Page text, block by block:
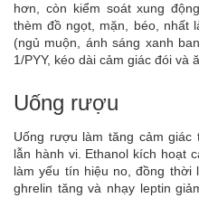
hơn, còn kiểm soát xung
thèm đồ ngọt, mặn, béo, nhất
(ngủ muộn, ánh sáng xanh
1/PYY, kéo dài cảm giác đói và
Uống rượu
Uống rượu làm tăng cảm
lẫn hành vi. Ethanol kích hoạt
làm yếu tín hiệu no, đồng thời
ghrelin tăng và nhạy leptin